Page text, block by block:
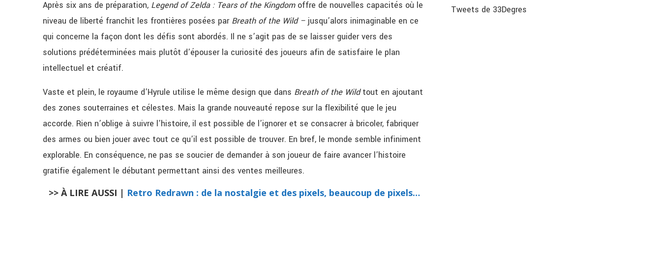
Après six ans de préparation, Legend of Zelda : Tears of the Kingdom offre de nouvelles capacités où le
niveau de liberté franchit les frontières posées par Breath of the Wild – jusqu’alors inimaginable en ce
qui concerne la façon dont les défis sont abordés. Il ne s’agit pas de se laisser guider vers des
solutions prédéterminées mais plutôt d’épouser la curiosité des joueurs afin de satisfaire le plan
intellectuel et créatif.
Vaste et plein, le royaume d’Hyrule utilise le même design que dans Breath of the Wildtout en ajoutant
des zones souterraines et célestes. Mais la grande nouveauté repose sur la flexibilité que le jeu
accorde. Rien n’oblige à suivre l’histoire, il est possible de l’ignorer et se consacrer à bricoler, fabriquer
des armes ou bien jouer avec tout ce qu’il est possible de trouver. En bref, le monde semble infiniment
explorable. En conséquence, ne pas se soucier de demander à son joueur de faire avancer l’histoire
gratifie également le débutant permettant ainsi des ventes meilleures.
>> À LIRE AUSSI | Retro Redrawn : de la nostalgie et des pixels, beaucoup de pixels…
Tweets de 33Degres